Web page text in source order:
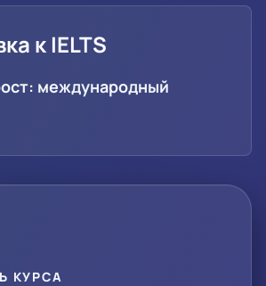
к IELTS
международный
КУРСА